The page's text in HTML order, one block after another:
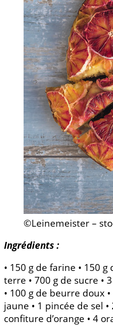
©Leinemeister –
Ingrédients :
• 150 g de farine • 150
terre • 700 g de sucre •
• 100 g de beurre doux
jaune • 1 pincée de sel
confiture d’orange • 4